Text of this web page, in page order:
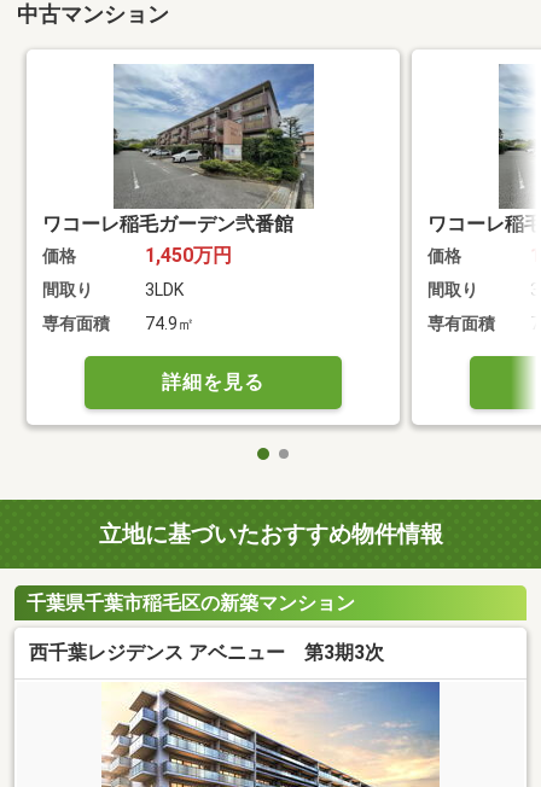
中古マンション
ワコーレ稲毛ガーデン弐番館
価格 1,450万円
間取り
3LDK
専有面積
74.9㎡
詳細を見る
ワコーレ稲
価格
間取り
専有面積
立地に基づいたおすすめ物件情報
千葉県千葉市稲毛区の新築マンション
西千葉レジデンス アベニュー 第3期3次